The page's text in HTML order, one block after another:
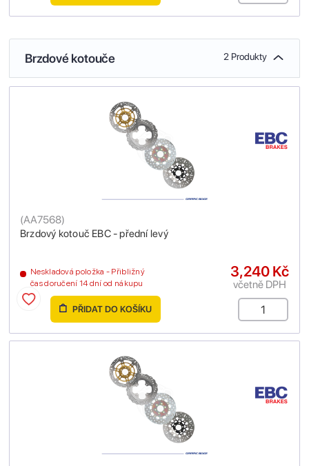
Brzdové kotouče 2 Produkty
Brzdový kotouč EBC - přední levý
(AA7568)
Neskladová položka - Přibližný
čas doručení 14 dní od nákupu
3,240 Kč
včetně DPH
PŘIDAT DO KOŠÍKU